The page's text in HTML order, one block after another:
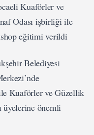
Kuaförler ve
Odası işbirliği ile
eğitimi verildi
Belediyesi
Kuaförler ve Güzellik
üyelerine önemli